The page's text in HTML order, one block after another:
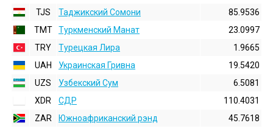
TJS
Таджикский Сомони
85.9536
TMT
Туркменский Манат
23.0997
TRY
Турецкая Лира
1.9665
UAH
Украинская Гривна
19.5420
UZS
Узбекский Сум
6.5081
XDR
СДР
110.4031
ZAR
Южноафриканский рэнд 45.7618